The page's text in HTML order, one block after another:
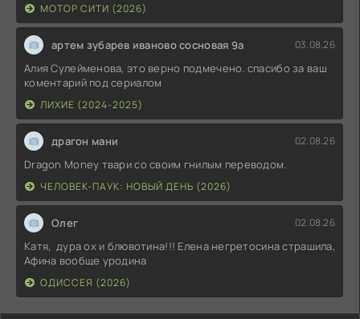
МОТОР СИТИ (2026)
артем зубарев иваново сосновая 9а 03.08.26
Алия Сулейменова, это верно подмечено. спасибо за ваш
коментарий под сериалом
ЛИХИЕ (2024-2025)
драгон мани 02.08.26
Dragon Money твари со своим гнилым переводом.
ЧЕЛОВЕК-ПАУК: НОВЫЙ ДЕНЬ (2026)
Олег 02.08.26
Катя, дура ох и блювотина!!! Елена негретосина страшила,
Афина вообще уродина
ОДИССЕЯ (2026)